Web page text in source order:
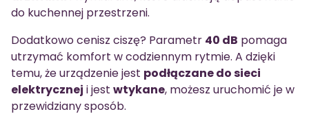
do kuchennej przestrzeni.
Dodatkowo cenisz ciszę? Parametr 40 dB pomaga
utrzymać komfort w codziennym rytmie. A dzięki
temu, że urządzenie jest podłączane do sieci
elektrycznej i jest wtykane, możesz uruchomić je w
przewidziany sposób.